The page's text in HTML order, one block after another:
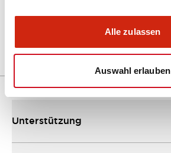
Alle zulassen
Auswahl erlauben
04/09/2025.PDF1.23MB
Unterstützung